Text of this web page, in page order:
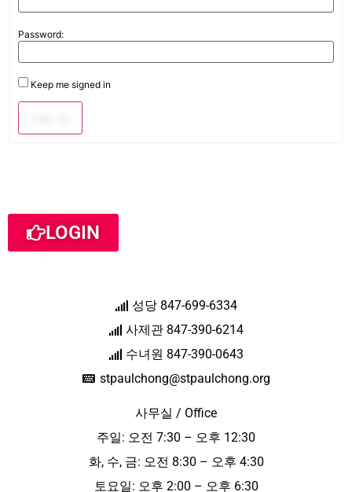
Password:
Keep me signed in
LOGIN
성당 847-699-6334
사제관 847-390-6214
수녀원 847-390-0643
stpaulchong@stpaulchong.org
사무실 / Office
주일: 오전 7:30 – 오후 12:30
화, 수, 금: 오전 8:30 – 오후 4:30
토요일: 오후 2:00 – 오후 6:30